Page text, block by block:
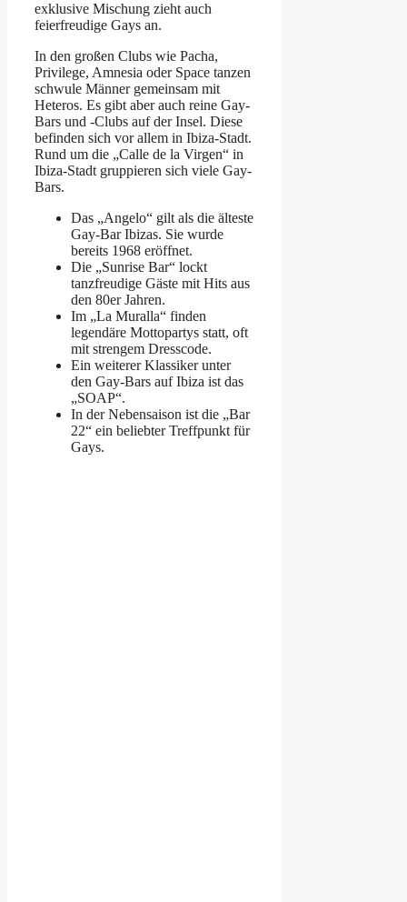
exklusive Mischung zieht auch
feierfreudige Gays an.
In den großen Clubs wie Pacha,
Privilege, Amnesia oder Space tanzen
schwule Männer gemeinsam mit
Heteros. Es gibt aber auch reine Gay-
Bars und -Clubs auf der Insel. Diese
befinden sich vor allem in Ibiza-Stadt.
Rund um die „Calle de la Virgen“ in
Ibiza-Stadt gruppieren sich viele Gay-
Bars.
Das „Angelo“ gilt als die älteste
Gay-Bar Ibizas. Sie wurde
bereits 1968 eröffnet.
Die „Sunrise Bar“ lockt
tanzfreudige Gäste mit Hits aus
den 80er Jahren.
Im „La Muralla“ finden
legendäre Mottopartys statt, oft
mit strengem Dresscode.
Ein weiterer Klassiker unter
den Gay-Bars auf Ibiza ist das
„SOAP“.
In der Nebensaison ist die „Bar
22“ ein beliebter Treffpunkt für
Gays.